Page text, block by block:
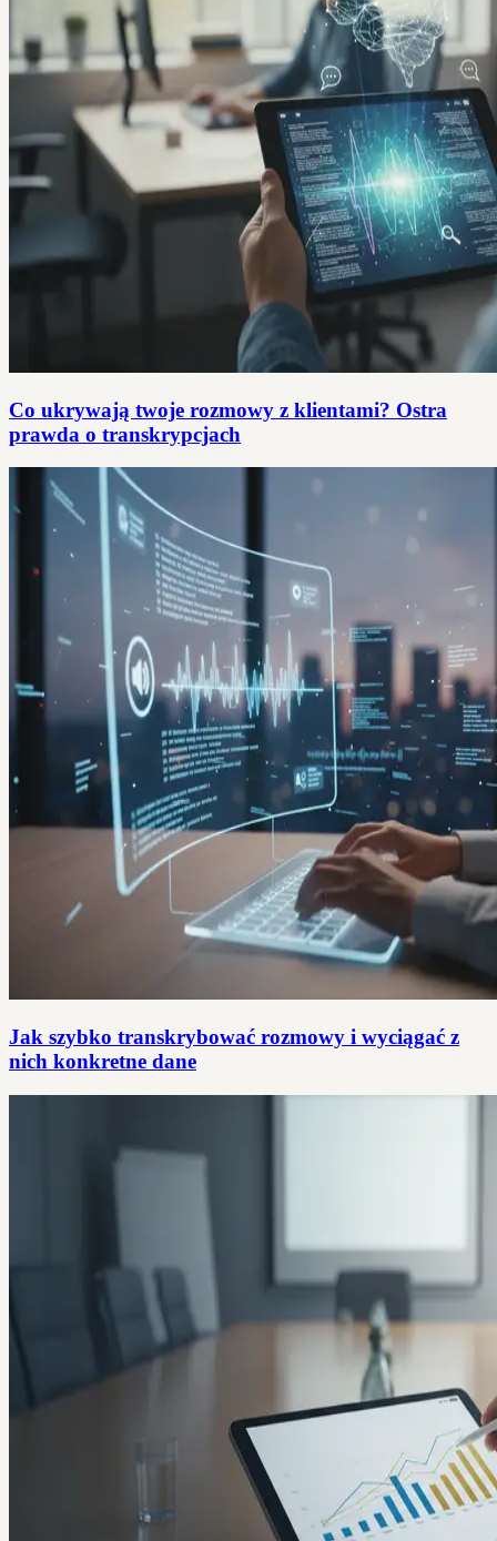
Co ukrywają twoje rozmowy z klientami? Ostra
prawda o transkrypcjach
Jak szybko transkrybować rozmowy i wyciągać z
nich konkretne dane